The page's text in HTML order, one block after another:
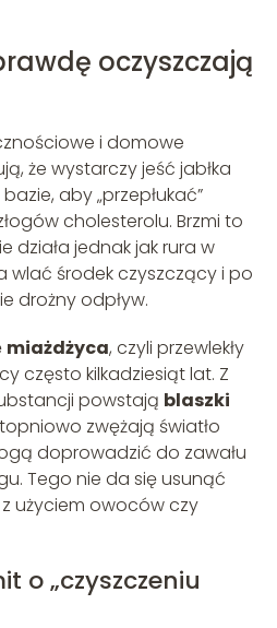
oczyszczają
i domowe
że wystarczy jeść jabłka
aby „przepłukać”
cholesterolu. Brzmi to
działa jednak jak rura w
wlać środek czyszczący i po
drożny odpływ.
miażdżyca, czyli przewlekły
często kilkadziesiąt lat. Z
powstają blaszki
zwężają światło
doprowadzić do zawału
Tego nie da się usunąć
użyciem owoców czy
o „czyszczeniu